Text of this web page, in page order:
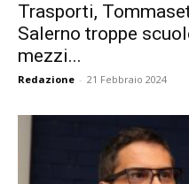
Trasporti,
Salerno troppe
mezzi...
Redazione - 21 Febbraio 2024